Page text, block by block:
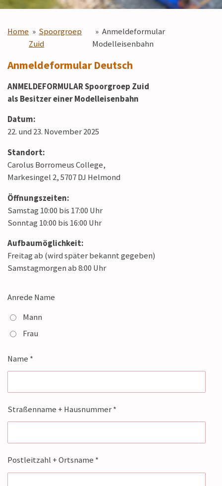
Home » Spoorgroep
Zuid
» Anmeldeformular
Modelleisenbahn
Anmeldeformular Deutsch
ANMELDEFORMULAR Spoorgroep Zuid
als Besitzer einer Modelleisenbahn
Datum:
22. und 23. November 2025
Standort:
Carolus Borromeus College,
Markesingel 2, 5707 DJ Helmond
Öffnungszeiten:
Samstag 10:00 bis 17:00 Uhr
Sonntag 10:00 bis 16:00 Uhr
Aufbaumöglichkeit:
Freitag ab (wird später bekannt gegeben)
Samstagmorgen ab 8:00 Uhr
Anrede Name
Mann
Frau
Name *
Straßenname + Hausnummer *
Postleitzahl + Ortsname *